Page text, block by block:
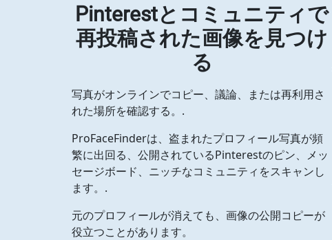
Pinterestとコミュニティで
再投稿された画像を見つけ
る
写真がオンラインでコピー、議論、または再利用さ
れた場所を確認する。.
ProFaceFinderは、盗まれたプロフィール写真が頻
繁に出回る、公開されているPinterestのピン、メッ
セージボード、ニッチなコミュニティをスキャンし
ます。.
元のプロフィールが消えても、画像の公開コピーが
役立つことがあります。